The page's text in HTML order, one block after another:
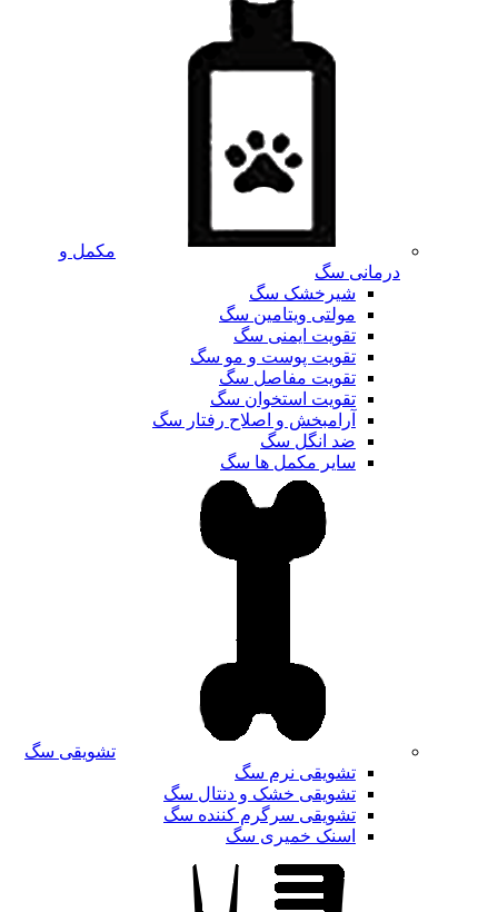
مکمل و
درمانی سگ
شیرخشک سگ
مولتی ویتامین سگ
تقویت ایمنی سگ
تقویت پوست و مو سگ
تقویت مفاصل سگ
تقویت استخوان سگ
آرامبخش و اصلاح رفتار سگ
ضد انگل سگ
سایر مکمل ها سگ
تشویقی سگ
تشویقی نرم سگ
تشویقی خشک و دنتال سگ
تشویقی سرگرم کننده سگ
اسنک خمیری سگ